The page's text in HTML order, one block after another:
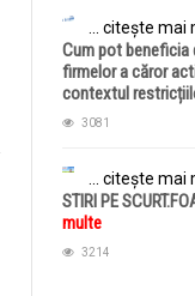
... citește mai
Cum pot beneficia
firmelor a căror
contextul
3081
... citește mai
STIRI PE
multe
3214